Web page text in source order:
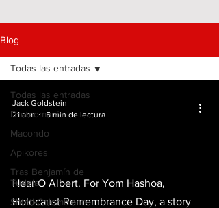
Blog
Todas las entradas
Dromomanía
Macondo
Apikores
Tras Benjamín de
Tudela
Shtetl Colombiano
Todas las entradas
Hear O Albert. For Yom Hashoa,
Holocaust Remembrance Day, a story
Jack Goldstein
21 abr
5 min de lectura